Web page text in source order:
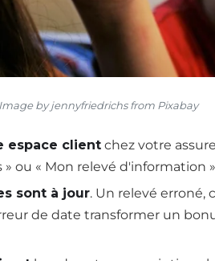
Image by jennyfriedrichs from Pixabay
espace client chez votre
ou « Mon relevé d'information
sont à jour. Un relevé erroné,
de date transformer un